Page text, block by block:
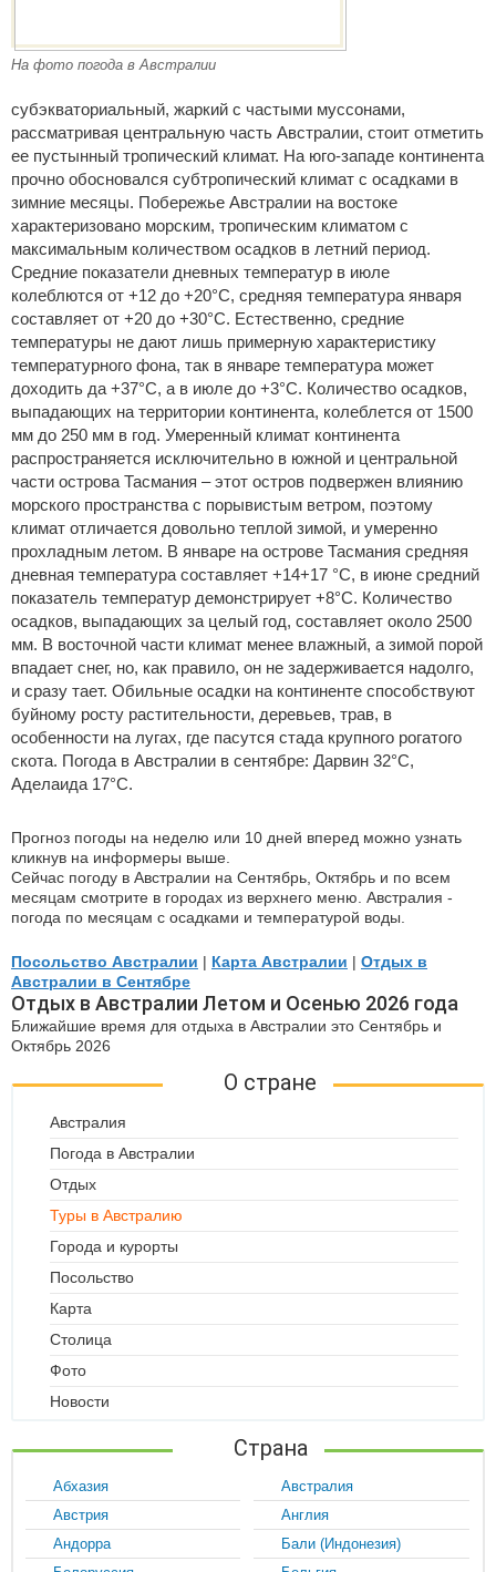
На фото погода в Австралии
субэкваториальный, жаркий с частыми муссонами,
рассматривая центральную часть Австралии, стоит отметить
ее пустынный тропический климат. На юго-западе континента
прочно обосновался субтропический климат с осадками в
зимние месяцы. Побережье Австралии на востоке
характеризовано морским, тропическим климатом с
максимальным количеством осадков в летний период.
Средние показатели дневных температур в июле
колеблются от +12 до +20°C, средняя температура января
составляет от +20 до +30°C. Естественно, средние
температуры не дают лишь примерную характеристику
температурного фона, так в январе температура может
доходить да +37°C, а в июле до +3°C. Количество осадков,
выпадающих на территории континента, колеблется от 1500
мм до 250 мм в год. Умеренный климат континента
распространяется исключительно в южной и центральной
части острова Тасмания – этот остров подвержен влиянию
морского пространства с порывистым ветром, поэтому
климат отличается довольно теплой зимой, и умеренно
прохладным летом. В январе на острове Тасмания средняя
дневная температура составляет +14+17 °C, в июне средний
показатель температур демонстрирует +8°C. Количество
осадков, выпадающих за целый год, составляет около 2500
мм. В восточной части климат менее влажный, а зимой порой
впадает снег, но, как правило, он не задерживается надолго,
и сразу тает. Обильные осадки на континенте способствуют
буйному росту растительности, деревьев, трав, в
особенности на лугах, где пасутся стада крупного рогатого
скота. Погода в Австралии в сентябре: Дарвин 32°C,
Аделаида 17°C.
Прогноз погоды на неделю или 10 дней вперед можно узнать
кликнув на информеры выше.
Сейчас погоду в Австралии на Сентябрь, Октябрь и по всем
месяцам смотрите в городах из верхнего меню. Австралия -
погода по месяцам с осадками и температурой воды.
Посольство Австралии | Карта Австралии | Отдых в
Австралии в Сентябре
Отдых в Австралии Летом и Осенью 2026 года
Ближайшие время для отдыха в Австралии это Сентябрь и
Октябрь 2026
О стране
Австралия
Погода в Австралии
Отдых
Туры в Австралию
Города и курорты
Посольство
Карта
Столица
Фото
Новости
Страна
Абхазия
Австралия
Австрия
Англия
Андорра
Бали (Индонезия)